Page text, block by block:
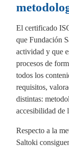
El certificado
que Fundación
actividad y que
procesos de
todos los
requisitos,
distintas:
accesibilidad de
Respecto a la
Saltoki